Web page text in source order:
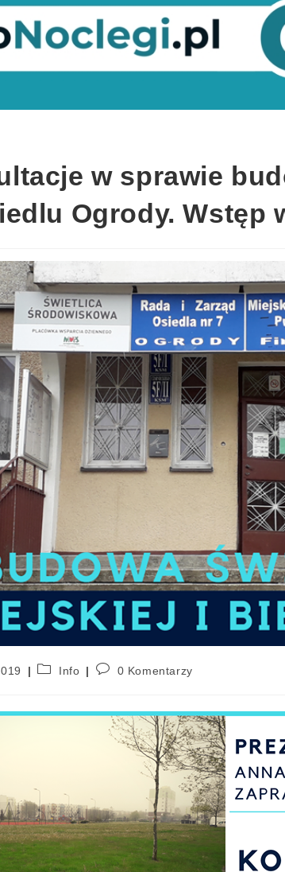
w sprawie
Ogrody. Wstęp
Info 0 Komentarzy